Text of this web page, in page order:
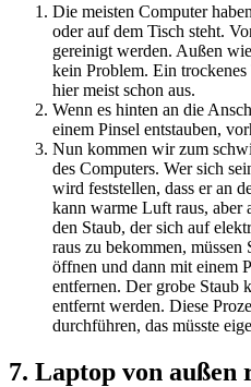
Die meisten Computer
oder auf dem Tisch steht.
gereinigt werden. Außen
kein Problem. Ein
hier meist schon aus.
Wenn es hinten an die
einem Pinsel entstauben,
Nun kommen wir zum
des Computers. Wer sich
wird feststellen, dass er an
kann warme Luft raus, aber
den Staub, der sich auf
raus zu bekommen,
öffnen und dann mit einem
entfernen. Der grobe Staub
entfernt werden. Diese
durchführen, das müsste
7. Laptop von außen